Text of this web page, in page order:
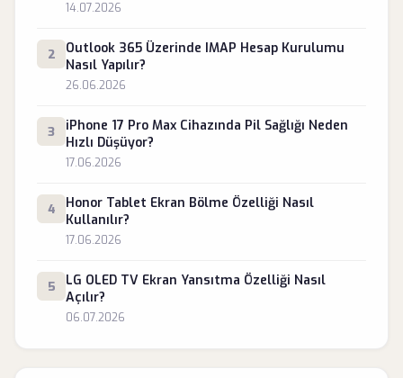
14.07.2026
2
Outlook 365 Üzerinde IMAP Hesap Kurulumu
Nasıl Yapılır?
26.06.2026
3
iPhone 17 Pro Max Cihazında Pil Sağlığı Neden
Hızlı Düşüyor?
17.06.2026
4
Honor Tablet Ekran Bölme Özelliği Nasıl
Kullanılır?
17.06.2026
5
LG OLED TV Ekran Yansıtma Özelliği Nasıl
Açılır?
06.07.2026